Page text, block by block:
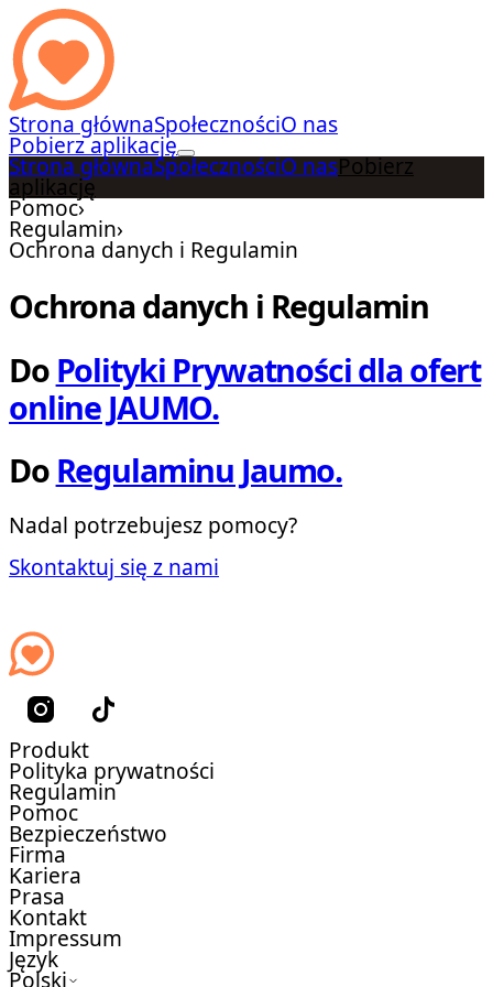
Strona głównaSpołecznościO nas
Pobierz aplikację
Strona głównaSpołecznościO nasPobierz
aplikację
Pomoc›
Regulamin›
Ochrona danych i Regulamin
Ochrona danych i Regulamin
Do Polityki Prywatności dla ofert
online JAUMO.
Do Regulaminu Jaumo.
Nadal potrzebujesz pomocy?
Skontaktuj się z nami
Produkt
Polityka prywatności
Regulamin
Pomoc
Bezpieczeństwo
Firma
Kariera
Prasa
Kontakt
Impressum
Język
Polski